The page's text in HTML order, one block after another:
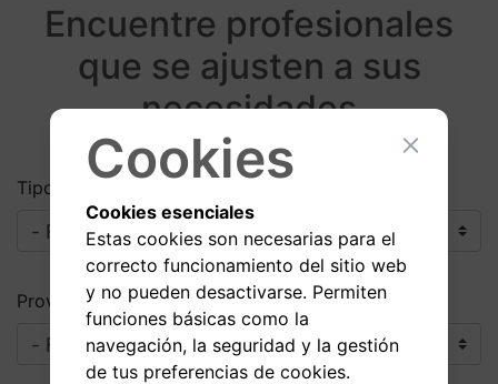
Encuentre profesionales
que se ajusten a sus
necesidades
Tipo
Provincia
Cookies
Cookies esenciales
Estas cookies son necesarias para el
correcto funcionamiento del sitio web
y no pueden desactivarse. Permiten
funciones básicas como la
navegación, la seguridad y la gestión
de tus preferencias de cookies.